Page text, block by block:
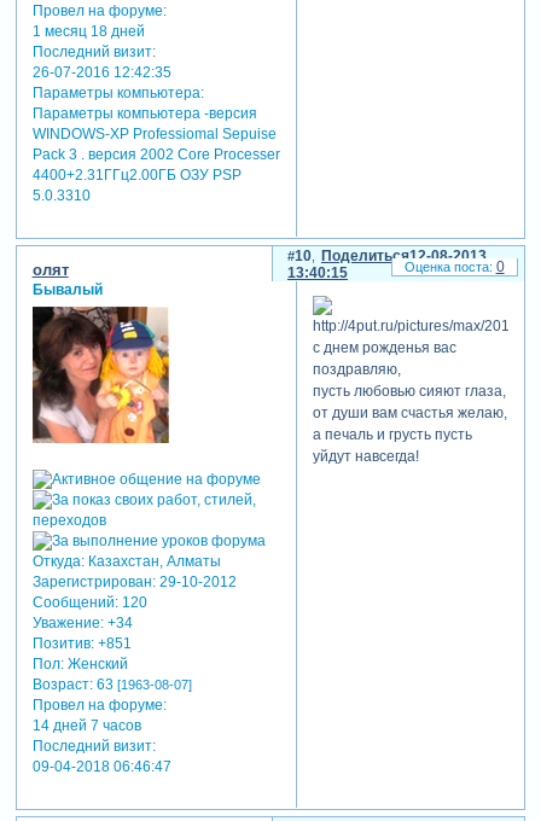
Провел на форуме:
1 месяц 18 дней
Последний визит:
26-07-2016 12:42:35
Параметры компьютера:
Параметры компьютера -версия
WINDOWS-XP Professiomal Sepuise
Pack 3 . версия 2002 Core Processer
4400+2.31ГГц2.00ГБ ОЗУ PSP
5.0.3310
Поделиться
10
12-08-2013
13:40:15
олят
Бывалый
Откуда:Казахстан, Алматы
Зарегистрирован: 29-10-2012
Сообщений:120
Уважение: +34
Позитив: +851
Пол:Женский
Возраст:63 [1963-08-07]
Провел на форуме:
14 дней 7 часов
Последний визит:
09-04-2018 06:46:47
с днем рожденья вас
поздравляю,
пусть любовью сияют глаза,
от души вам счастья желаю,
а печаль и грусть пусть
уйдут навсегда!
0